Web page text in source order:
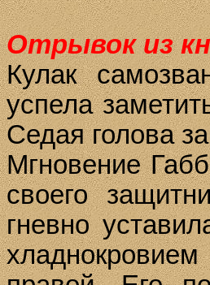
Отрывок из
Кулак
успела
Седая голова
Мгновение
своего
гневно